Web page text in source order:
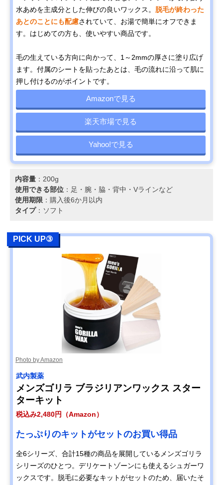
水あめを主成分とした伸びの良いワックス。 脱毛が終わった
あとのことにも配慮されていて、お湯で簡単にオフできま
す。はじめての方も、使いやすい商品です。
毛の生えている方向に向かって、1～2mmの厚さに塗り広げ
ます。付属のシートを貼ったあとは、毛の流れに沿って肌に
押し付けるのがポイントです。
Amazonで見る
楽天市場で見る
Yahoo!で見る
内容量 ：200g
使用できる部位 ：足・腕・脇・背中・Vラインなど
使用期限 ：購入後6か月以内
タイプ：ソフト
PICK UP③
Photo by Amazon
武内製薬
メンズゴリラ ブラジリアンワックス スター
ターキット
税込み2,480円（Amazon）
たっぷりのキットがセットのお買い得品
全6シリーズ、合計15種の商品を展開しているメンズゴリラ
シリーズのひとつ。デリケートゾーンにも使えるシュガーワ
ックスです。脱毛に必要なキットがセットのため、届いたそ